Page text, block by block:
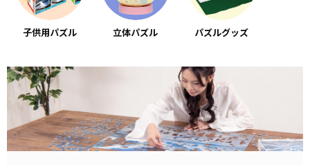
子供用パズル 立体パズル パズルグッズ